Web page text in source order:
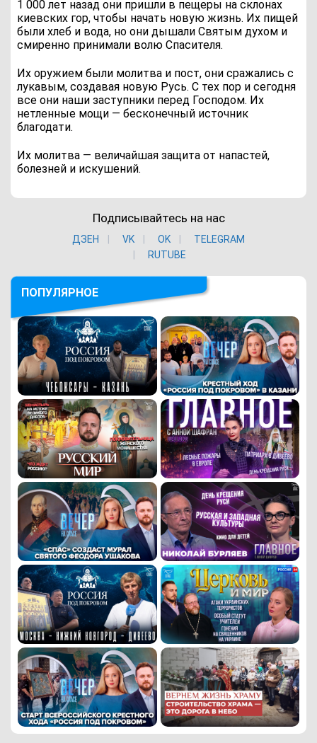
1 000 лет назад они пришли в пещеры на склонах
киевских гор, чтобы начать новую жизнь. Их пищей
были хлеб и вода, но они дышали Святым духом и
смиренно принимали волю Спасителя.
Их оружием были молитва и пост, они сражались с
лукавым, создавая новую Русь. С тех пор и сегодня
все они наши заступники перед Господом. Их
нетленные мощи — бесконечный источник
благодати.
Их молитва — величайшая защита от напастей,
болезней и искушений.
Подписывайтесь на нас
ДЗЕН VK ОK
TELEGRAM
RUTUBE
ПОПУЛЯРНОЕ